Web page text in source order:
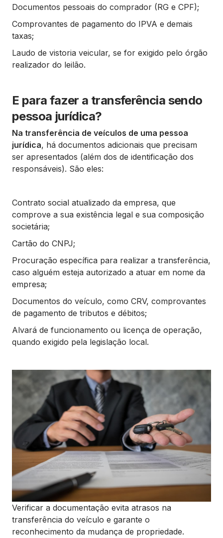
Documentos pessoais do comprador (RG e CPF);
Comprovantes de pagamento do IPVA e demais
taxas;
Laudo de vistoria veicular, se for exigido pelo órgão
realizador do leilão.
E para fazer a transferência sendo
pessoa jurídica?
Na transferência de veículos de uma pessoa
jurídica, há documentos adicionais que precisam
ser apresentados (além dos de identificação dos
responsáveis). São eles:
Contrato social atualizado da empresa, que
comprove a sua existência legal e sua composição
societária;
Cartão do CNPJ;
Procuração específica para realizar a transferência,
caso alguém esteja autorizado a atuar em nome da
empresa;
Documentos do veículo, como CRV, comprovantes
de pagamento de tributos e débitos;
Alvará de funcionamento ou licença de operação,
quando exigido pela legislação local.
Verificar a documentação evita atrasos na
transferência do veículo e garante o
reconhecimento da mudança de propriedade.